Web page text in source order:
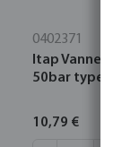
0402371
Itap Vanne à
50bar type
10,79 €